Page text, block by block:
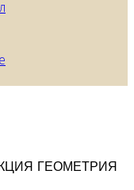
ГЕОМЕТРИЯ